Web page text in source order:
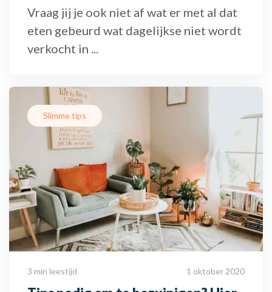
Vraag jij je ook niet af wat er met al dat
eten gebeurd wat dagelijkse niet wordt
verkocht in ...
Slimme tips
3 min leestijd 1 oktober 2020